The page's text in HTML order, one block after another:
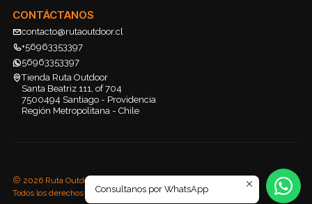
CONTÁCTANOS
contacto@rutaoutdoor.cl
+56963353397
56963353397
Tienda Ruta Outdoor
Santa Beatriz 111, of 704
7500494 Santiago - Providencia
Región Metropolitana - Chile
2026 Ruta Outdoor.
Todos los derechos reservados.Desarrollado por Jumpseller
Consultanos por WhatsApp